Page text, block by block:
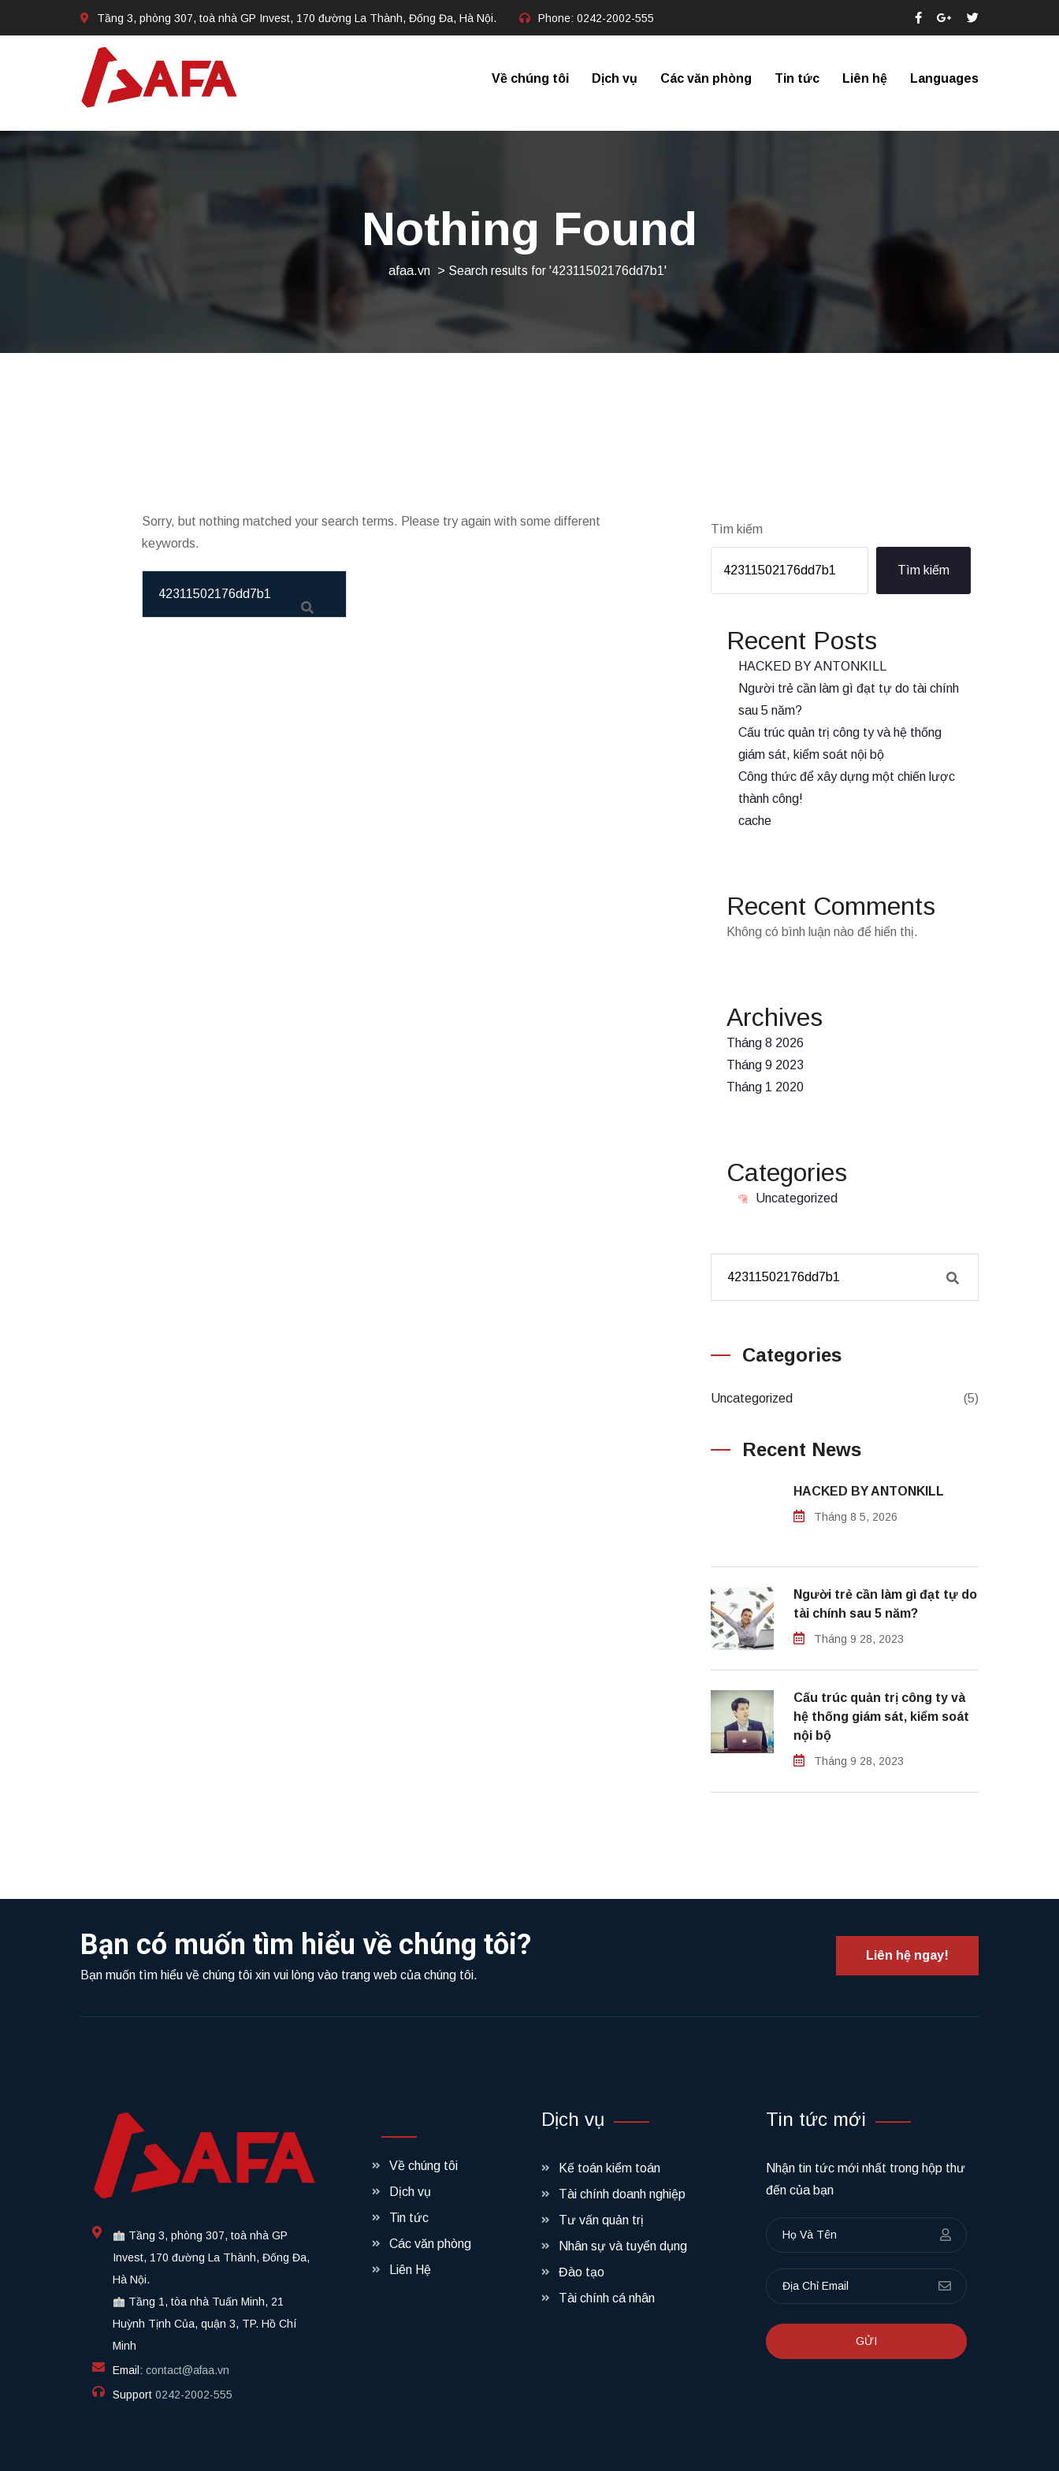
Tầng 3, phòng 307, toà nhà GP Invest, 170 đường La Thành, Đống Đa, Hà Nội. Phone: 0242-2002-555​
Về chúng tôi Dịch vụ Các văn phòng Tin tức Liên hệ Languages
Nothing Found
afaa.vn > Search results for '42311502176dd7b1'
Sorry, but nothing matched your search terms. Please try again with some different
keywords.
Tìm kiếm
Tìm kiếm
Recent Posts
HACKED BY ANTONKILL
Người trẻ cần làm gì đạt tự do tài chính
sau 5 năm?
Cấu trúc quản trị công ty và hệ thống
giám sát, kiểm soát nội bộ
Công thức để xây dựng một chiến lược
thành công!
cache
Recent Comments
Không có bình luận nào để hiển thị.
Archives
Tháng 8 2026
Tháng 9 2023
Tháng 1 2020
Categories
Uncategorized
Categories
Uncategorized (5)
Recent News
HACKED BY ANTONKILL
Tháng 8 5, 2026
Người trẻ cần làm gì đạt tự do
tài chính sau 5 năm?
Tháng 9 28, 2023
Cấu trúc quản trị công ty và
hệ thống giám sát, kiểm soát
nội bộ
Tháng 9 28, 2023
Bạn có muốn tìm hiểu về chúng tôi?
Bạn muốn tìm hiểu về chúng tôi xin vui lòng vào trang web của chúng tôi.
Liên hệ ngay!
Tầng 3, phòng 307, toà nhà GP
Invest, 170 đường La Thành, Đống Đa,
Hà Nội.
Tầng 1, tòa nhà Tuấn Minh, 21
Huỳnh Tịnh Của, quận 3, TP. Hồ Chí
Minh
Email: contact@afaa.vn
Support 0242-2002-555​
Về chúng tôi
Dịch vụ
Tin tức
Các văn phòng
Liên Hệ
Dịch vụ
Kế toán kiểm toán
Tài chính doanh nghiệp
Tư vấn quản trị
Nhân sự và tuyển dụng
Đào tạo
Tài chính cá nhân
Tin tức mới
Nhận tin tức mới nhất trong hộp thư
đến của bạn
GỬI